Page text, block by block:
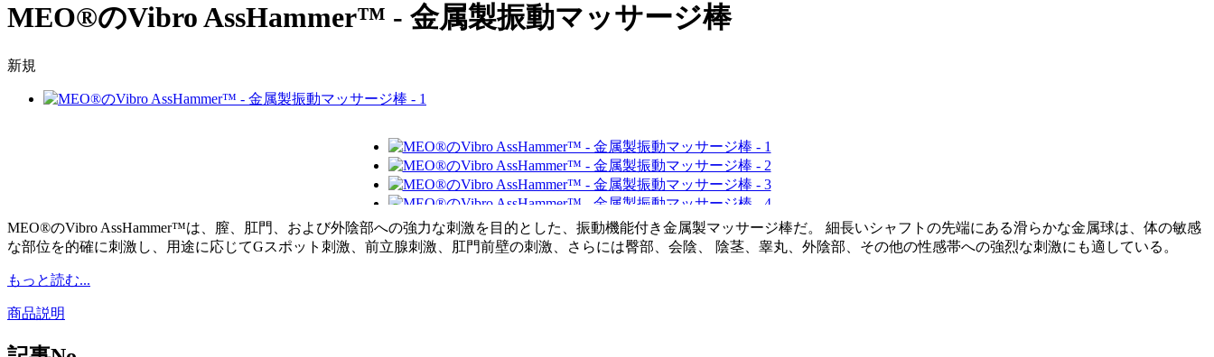
MEO®のVibro AssHammer™ - 金属製振動マッサージ棒
新規
MEO®のVibro AssHammer™は、膣、肛門、および外陰部への強力な刺激を目的とした、振動機能付き金属製マッサージ棒だ。 細長いシャフトの先端にある滑らかな金属球は、体の敏感
な部位を的確に刺激し、用途に応じてGスポット刺激、前立腺刺激、肛門前壁の刺激、さらには臀部、会陰、 陰茎、睾丸、外陰部、その他の性感帯への強烈な刺激にも適している。
もっと読む...
商品説明